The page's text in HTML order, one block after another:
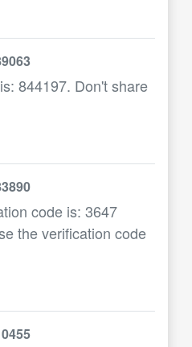
844197. Don't share
code is: 3647
the verification code